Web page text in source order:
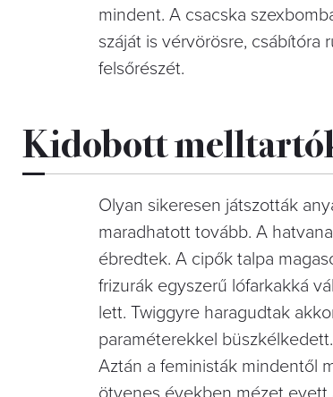
mindent. A csacska
száját is vérvörösre,
felsőrészét.
Kidobott
Olyan sikeresen játszották
maradhatott tovább. A
ébredtek. A cipők talpa
frizurák egyszerű lófarkakká
lett. Twiggyre haragudtak
paraméterekkel
Aztán a feministák mindentől